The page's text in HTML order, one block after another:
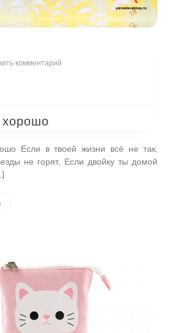
комментарий
хорошо
Если в твоей жизни всё не так,
не горят, Если двойку ты домой